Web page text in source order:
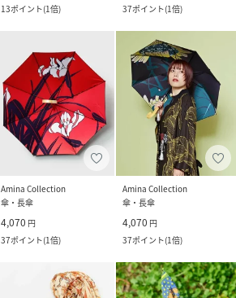
13ポイント(1倍)
37ポイント(1倍)
Amina Collection
傘・長傘
4,070 円
37ポイント(1倍)
Amina Collection
傘・長傘
4,070 円
37ポイント(1倍)